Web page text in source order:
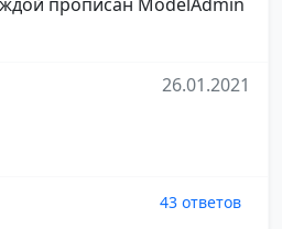
26.01.2021
43 ответов